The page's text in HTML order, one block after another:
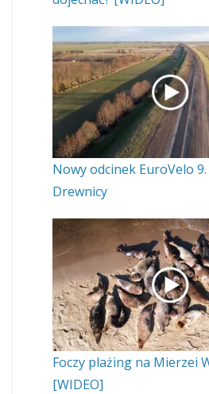
Nowy odcinek EuroVelo
Drewnicy
Foczy plażing na Mierzei
[WIDEO]